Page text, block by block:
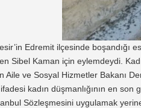
Edremit ilçesinde boşandığı
Sibel Kaman için eylemdeydi.
ve Sosyal Hizmetler Bakanı
kadın düşmanlığının en son
Sözleşmesini uygulamak